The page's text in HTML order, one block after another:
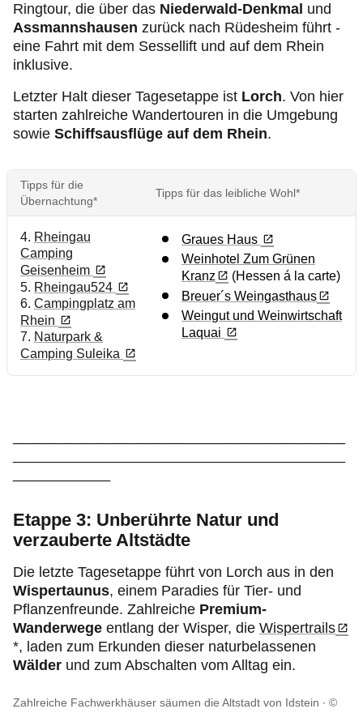
Ringtour, die über das Niederwald-Denkmal und
Assmannshausen zurück nach Rüdesheim führt -
eine Fahrt mit dem Sessellift und auf dem Rhein
inklusive.
Letzter Halt dieser Tagesetappe ist Lorch. Von hier
starten zahlreiche Wandertouren in die Umgebung
sowie Schiffsausflüge auf dem Rhein.
Tipps für die
Übernachtung*
Tipps für das leibliche Wohl*
4. Rheingau
Camping
Geisenheim
5. Rheingau524
6. Campingplatz am
Rhein
7. Naturpark &
Camping Suleika
Graues Haus
Weinhotel Zum Grünen
Kranz
(Hessen á la carte)
Breuer´s Weingasthaus
Weingut und Weinwirtschaft
Laquai
Etappe 3: Unberührte Natur und
verzauberte Altstädte
Die letzte Tagesetappe führt von Lorch aus in den
Wispertaunus, einem Paradies für Tier- und
Pflanzenfreunde. Zahlreiche Premium-
Wanderwege entlang der Wisper, die Wispertrails
*, laden zum Erkunden dieser naturbelassenen
Wälder und zum Abschalten vom Alltag ein.
Zahlreiche Fachwerkhäuser säumen die Altstadt von Idstein
©